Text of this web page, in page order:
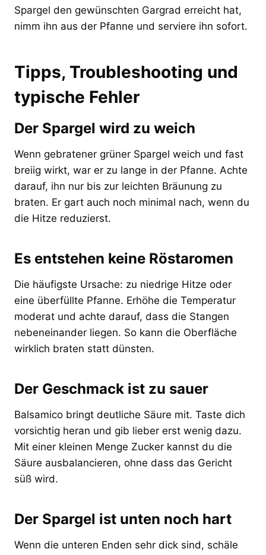
Spargel den gewünschten Gargrad erreicht hat,
nimm ihn aus der Pfanne und serviere ihn sofort.
Tipps, Troubleshooting und
typische Fehler
Der Spargel wird zu weich
Wenn gebratener grüner Spargel weich und fast
breiig wirkt, war er zu lange in der Pfanne. Achte
darauf, ihn nur bis zur leichten Bräunung zu
braten. Er gart auch noch minimal nach, wenn du
die Hitze reduzierst.
Es entstehen keine Röstaromen
Die häufigste Ursache: zu niedrige Hitze oder
eine überfüllte Pfanne. Erhöhe die Temperatur
moderat und achte darauf, dass die Stangen
nebeneinander liegen. So kann die Oberfläche
wirklich braten statt dünsten.
Der Geschmack ist zu sauer
Balsamico bringt deutliche Säure mit. Taste dich
vorsichtig heran und gib lieber erst wenig dazu.
Mit einer kleinen Menge Zucker kannst du die
Säure ausbalancieren, ohne dass das Gericht
süß wird.
Der Spargel ist unten noch hart
Wenn die unteren Enden sehr dick sind, schäle